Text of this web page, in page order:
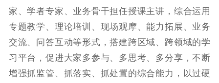
精品出版 全民阅读
出版监管
扫黄打非
电影工作
电影创作 电影市场
家、学者专家、业务骨干担任授课主讲，综合运用
专题教学、理论培训、现场观摩、能力拓展、业务
交流、问答互动等形式，搭建跨区域、跨领域的学
习平台，促进大家多参与、多思考、多分享，不断
增强抓监管、抓落实、抓处置的综合能力，以过硬